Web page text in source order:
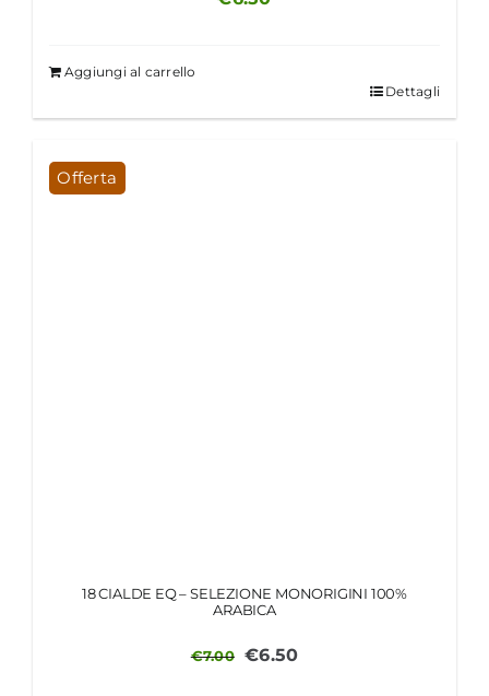
Aggiungi al carrello
Dettagli
Offerta
18 CIALDE EQ – SELEZIONE MONORIGINI 100%
ARABICA
€7.00 Il
€6.50Il